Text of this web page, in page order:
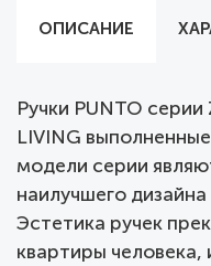
ОПИСАНИЕ
Ручки PUNTO серии
LIVING
модели серии
наилучшего
Эстетика ручек
квартиры человека,